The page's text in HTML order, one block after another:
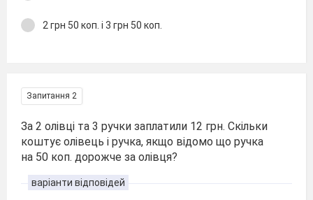
2 грн 50 коп. і 3 грн 50 коп.
Запитання 2
За 2 олівці та 3 ручки заплатили 12 грн. Скільки
коштує олівець і ручка, якщо відомо що ручка
на 50 коп. дорожче за олівця?
варіанти відповідей